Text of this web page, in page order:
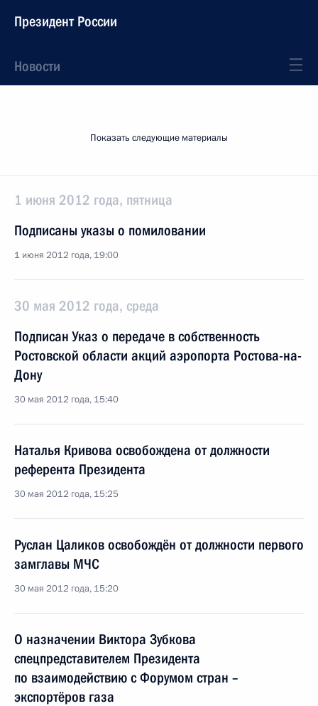
Президент России
Новости
Показать следующие материалы
1 июня 2012 года, пятница
Подписаны указы о помиловании
1 июня 2012 года, 19:00
30 мая 2012 года, среда
Подписан Указ о передаче в собственность
Ростовской области акций аэропорта Ростова-на-
Дону
30 мая 2012 года, 15:40
Наталья Кривова освобождена от должности
референта Президента
30 мая 2012 года, 15:25
Руслан Цаликов освобождён от должности первого
замглавы МЧС
30 мая 2012 года, 15:20
О назначении Виктора Зубкова
спецпредставителем Президента
по взаимодействию с Форумом стран –
экспортёров газа